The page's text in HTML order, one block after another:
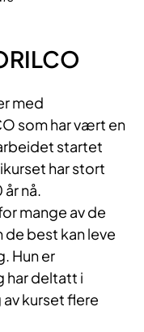
med
som har vært en
startet
har stort
nå.
mange av de
best kan leve
Hun er
har deltatt i
kurset flere